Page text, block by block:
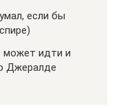
если бы
может идти и
Джералде